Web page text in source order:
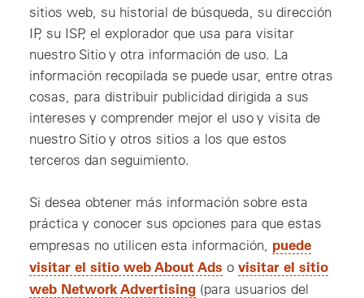
sitios web, su historial de búsqueda, su dirección
IP, su ISP, el explorador que usa para visitar
nuestro Sitio y otra información de uso. La
información recopilada se puede usar, entre otras
cosas, para distribuir publicidad dirigida a sus
intereses y comprender mejor el uso y visita de
nuestro Sitio y otros sitios a los que estos
terceros dan seguimiento.
Si desea obtener más información sobre esta
práctica y conocer sus opciones para que estas
empresas no utilicen esta información, puede
visitar el sitio web About Ads o visitar el sitio
web Network Advertising (para usuarios del